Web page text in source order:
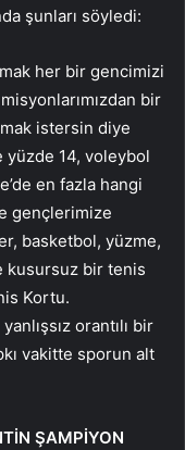
şunları söyledi:
her bir gencimizi
bir
istersin diye
yüzde 14, voleybol
en fazla hangi
gençlerimize
basketbol, yüzme,
kusursuz bir tenis
Kortu.
orantılı bir
vakitte sporun alt
ŞAMPİYON